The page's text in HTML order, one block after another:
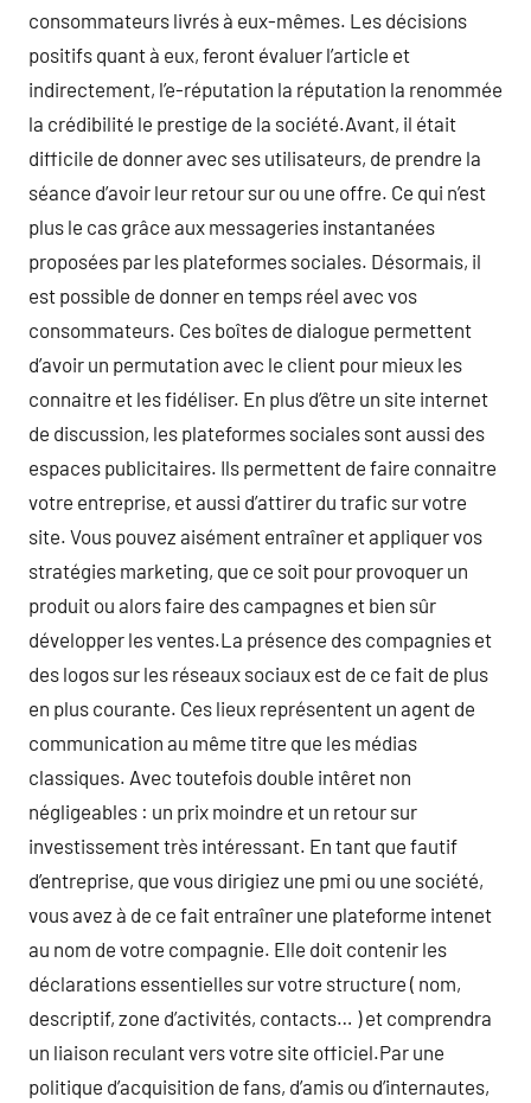
consommateurs livrés à eux-mêmes. Les décisions
positifs quant à eux, feront évaluer l’article et
indirectement, l’e-réputation la réputation la renommée
la crédibilité le prestige de la société.Avant, il était
difficile de donner avec ses utilisateurs, de prendre la
séance d’avoir leur retour sur ou une offre. Ce qui n’est
plus le cas grâce aux messageries instantanées
proposées par les plateformes sociales. Désormais, il
est possible de donner en temps réel avec vos
consommateurs. Ces boîtes de dialogue permettent
d’avoir un permutation avec le client pour mieux les
connaitre et les fidéliser. En plus d’être un site internet
de discussion, les plateformes sociales sont aussi des
espaces publicitaires. Ils permettent de faire connaitre
votre entreprise, et aussi d’attirer du trafic sur votre
site. Vous pouvez aisément entraîner et appliquer vos
stratégies marketing, que ce soit pour provoquer un
produit ou alors faire des campagnes et bien sûr
développer les ventes.La présence des compagnies et
des logos sur les réseaux sociaux est de ce fait de plus
en plus courante. Ces lieux représentent un agent de
communication au même titre que les médias
classiques. Avec toutefois double intêret non
négligeables : un prix moindre et un retour sur
investissement très intéressant. En tant que fautif
d’entreprise, que vous dirigiez une pmi ou une société,
vous avez à de ce fait entraîner une plateforme intenet
au nom de votre compagnie. Elle doit contenir les
déclarations essentielles sur votre structure ( nom,
descriptif, zone d’activités, contacts… ) et comprendra
un liaison reculant vers votre site officiel.Par une
politique d’acquisition de fans, d’amis ou d’internautes,